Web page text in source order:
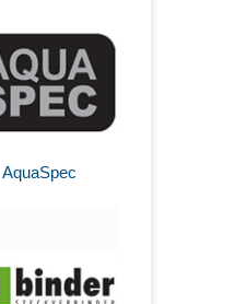
AquaSpec